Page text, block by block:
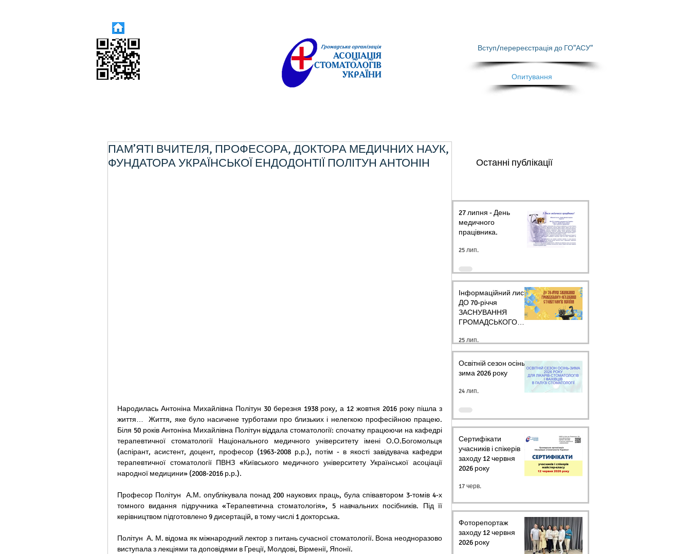
Опитування
ПАМ’ЯТІ ВЧИТЕЛЯ, ПРОФЕСОРА, ДОКТОРА МЕДИЧНИХ НАУК,
ФУНДАТОРА УКРАЇНСЬКОЇ ЕНДОДОНТІЇ ПОЛІТУН АНТОНІН
Народилась Антоніна Михайлівна Політун 30 березня 1938 року, а 12 жовтня 2016 року пішла з
життя…  Життя, яке було насичене турботами про близьких і нелегкою професійною працею.
Біля 50 років Антоніна Михайлівна Політун віддала стоматології: спочатку працюючи на кафедрі
терапевтичної стоматології Національного медичного університету імені О.О.Богомольця
(аспірант, асистент, доцент, професор (1963-2008 р.р.), потім - в якості завідувача кафедри
терапевтичної стоматології ПВНЗ «Київського медичного університету Української асоціації
народної медицини» (2008-2016 р.р.).
Професор Політун  А.М. опублікувала понад 200 наукових праць, була співавтором 3-томів 4-х
томного видання підручника «Терапевтична стоматологія», 5 навчальних посібників. Під її
керівництвом підготовлено 9 дисертацій, в тому числі 1 докторська.
Політун  А. М. відома як міжнародний лектор з питань сучасної стоматології. Вона неодноразово
виступала з лекціями та доповідями в Греції, Молдові, Вірменії, Японії.
Останні публікації
27 липня - День
медичного
працівника.
25 лип.
Інформаційний лист
ДО 70-річчя
ЗАСНУВАННЯ
ГРОМАДСЬКОГО
СТОМАТОЛОГІВ
УКРАЇНИ
25 лип.
Освітній сезон осінь-
зима 2026 року
24 лип.
Сертифікати
учасників і спікерів
заходу 12 червня
2026 року
17 черв.
Фоторепортаж
заходу 12 червня
2026 року
Вступ/перереєстрація до ГО"АСУ"